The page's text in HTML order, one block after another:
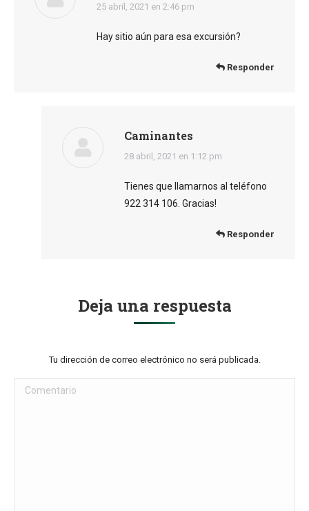
dice:
25 abril, 2021 en 2:46 pm
Hay sitio aún para esa excursión?
Responder
Caminantes
dice:
28 abril, 2021 en 1:12 pm
Tienes que llamarnos al teléfono
922 314 106. Gracias!
Responder
Deja una respuesta
Tu dirección de correo electrónico no será publicada.
Comentario